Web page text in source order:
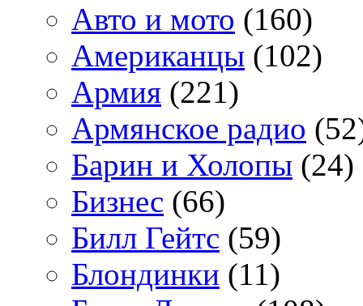
Авто и мото (160)
Американцы (102)
Армия (221)
Армянское радио
Барин и Холопы (24)
Бизнес (66)
Билл Гейтс (59)
Блондинки (11)